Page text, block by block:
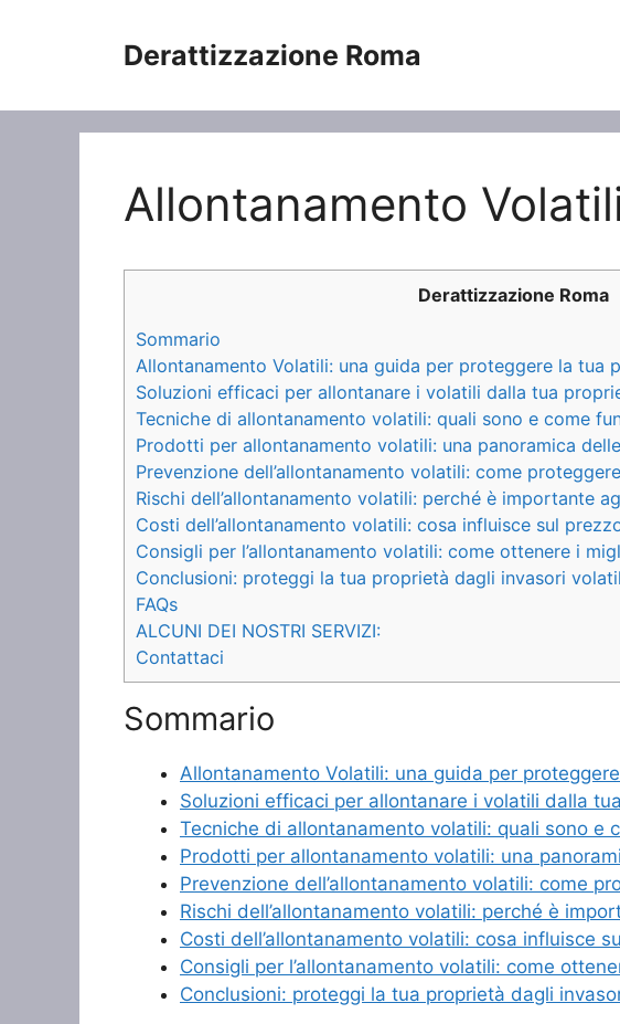
Derattizzazione Roma
Allontanamento
Derattizzazione Roma
Sommario
Allontanamento Volatili: una guida per proteggere la tua
Soluzioni efficaci per allontanare i volatili dalla tua
Tecniche di allontanamento volatili: quali sono e come
Prodotti per allontanamento volatili: una panoramica
Prevenzione dell’allontanamento volatili: come
Rischi dell’allontanamento volatili: perché è importante
Costi dell’allontanamento volatili: cosa influisce sul
Consigli per l’allontanamento volatili: come ottenere i
Conclusioni: proteggi la tua proprietà dagli invasori
FAQs
ALCUNI DEI NOSTRI SERVIZI:
Contattaci
Sommario
Allontanamento Volatili: una guida per
Soluzioni efficaci per allontanare i volatili dalla
Tecniche di allontanamento volatili: quali sono e
Prodotti per allontanamento volatili: una
Prevenzione dell’allontanamento volatili: come
Rischi dell’allontanamento volatili: perché è
Costi dell’allontanamento volatili: cosa influisce
Consigli per l’allontanamento volatili: come
Conclusioni: proteggi la tua proprietà dagli